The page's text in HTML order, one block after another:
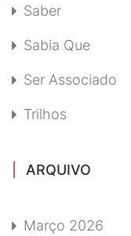
Saber
Sabia Que
Ser Associado
Trilhos
ARQUIVO
Março 2026